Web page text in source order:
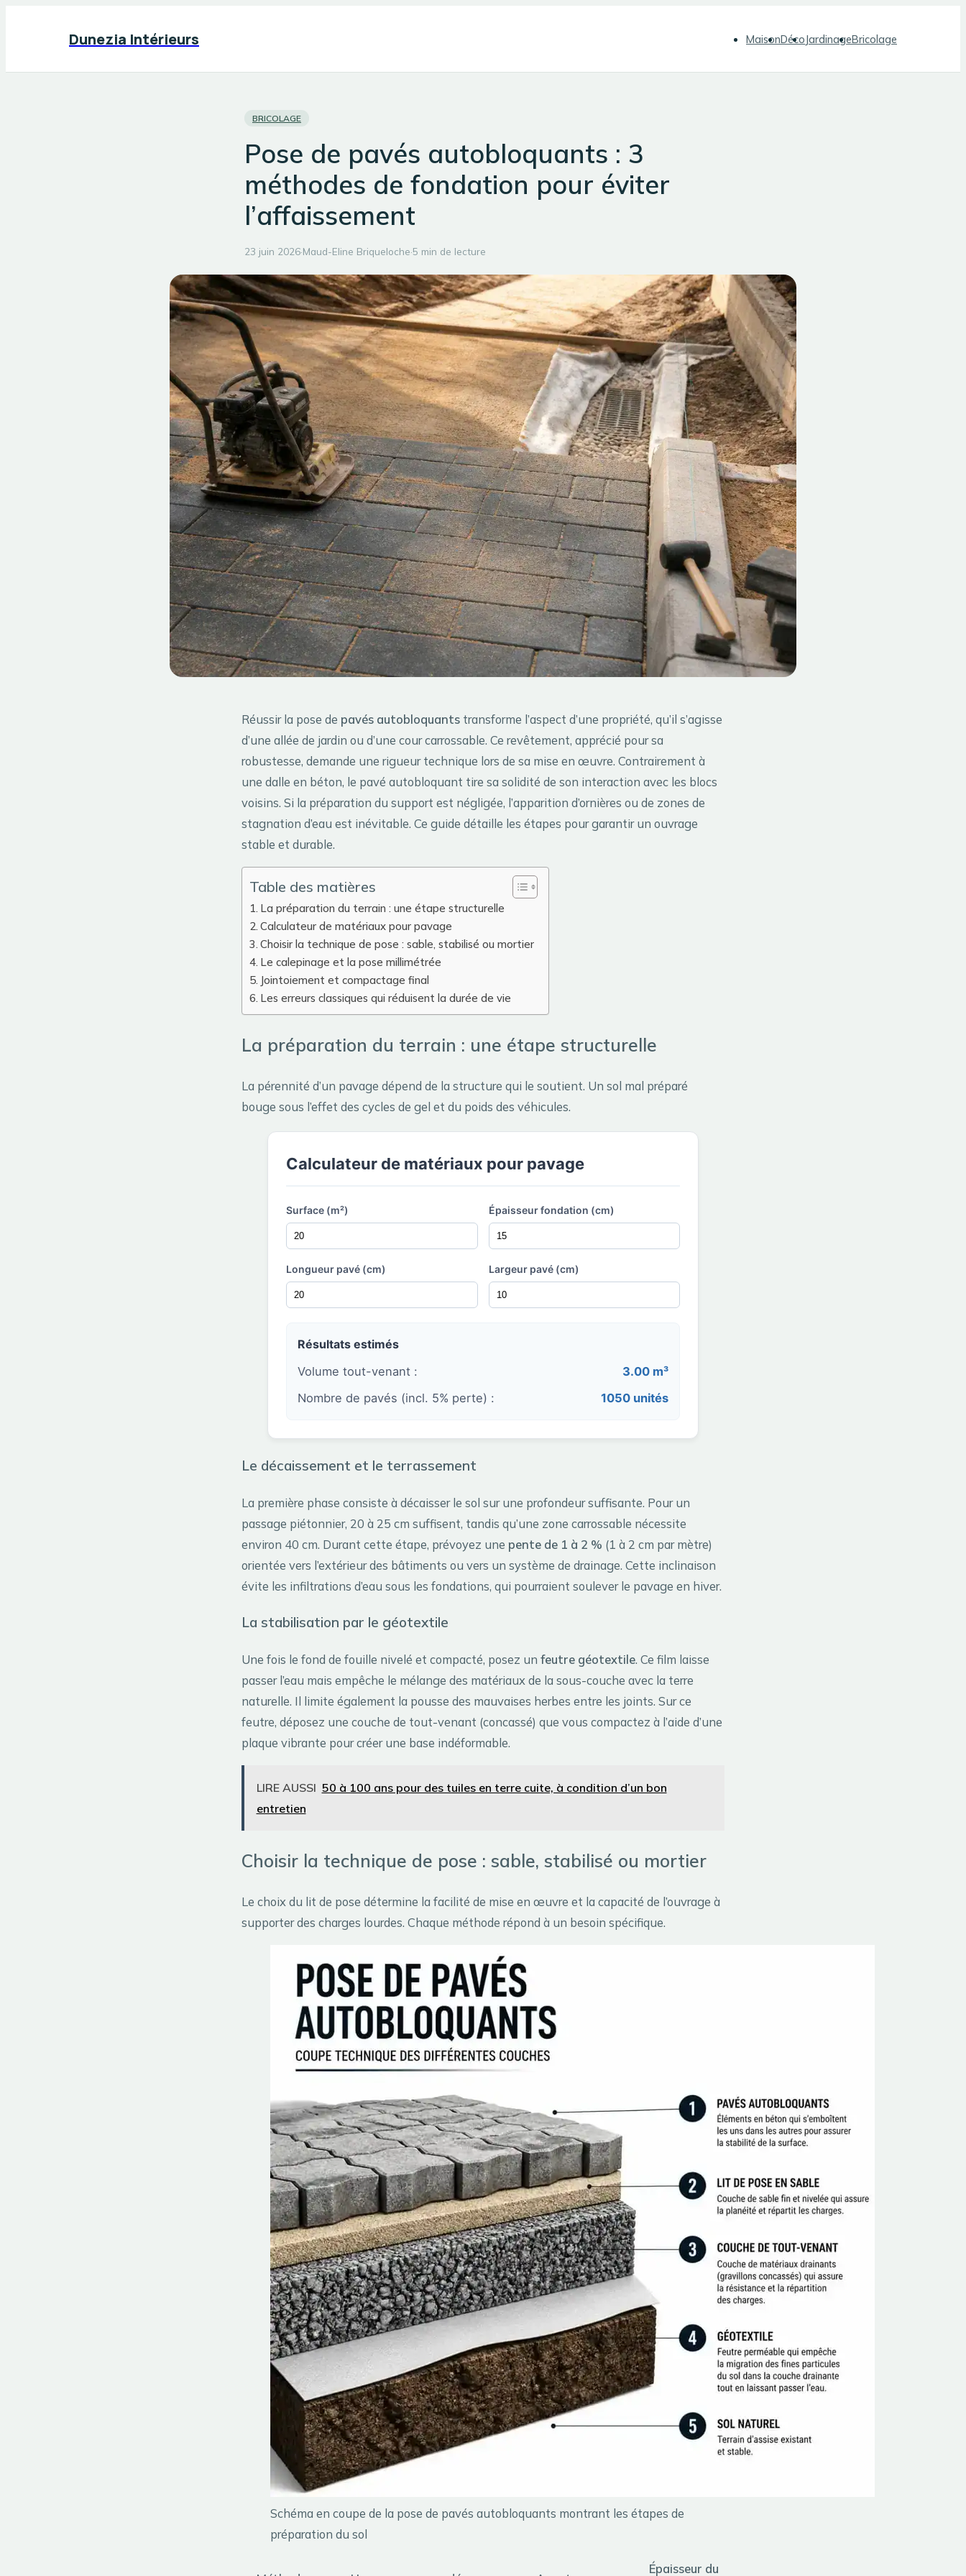
Dunezia Intérieurs MaisonDécoJardinageBricolage
BRICOLAGE
Pose de pavés autobloquants : 3
méthodes de fondation pour éviter
l’affaissement
23 juin 2026·Maud-Eline Briqueloche·5 min de lecture
Réussir la pose de pavés autobloquants transforme l’aspect d’une propriété, qu’il s’agisse
d’une allée de jardin ou d’une cour carrossable. Ce revêtement, apprécié pour sa
robustesse, demande une rigueur technique lors de sa mise en œuvre. Contrairement à
une dalle en béton, le pavé autobloquant tire sa solidité de son interaction avec les blocs
voisins. Si la préparation du support est négligée, l’apparition d’ornières ou de zones de
stagnation d’eau est inévitable. Ce guide détaille les étapes pour garantir un ouvrage
stable et durable.
Table des matières
La préparation du terrain : une étape structurelle
Calculateur de matériaux pour pavage
Choisir la technique de pose : sable, stabilisé ou mortier
Le calepinage et la pose millimétrée
Jointoiement et compactage final
Les erreurs classiques qui réduisent la durée de vie
La préparation du terrain : une étape structurelle
La pérennité d’un pavage dépend de la structure qui le soutient. Un sol mal préparé
bouge sous l’effet des cycles de gel et du poids des véhicules.
Calculateur de matériaux pour pavage
Surface (m²) Épaisseur fondation (cm)
Longueur pavé (cm) Largeur pavé (cm)
Résultats estimés
Volume tout-venant :
3.00 m³
Nombre de pavés (incl. 5% perte) :
1050 unités
Le décaissement et le terrassement
La première phase consiste à décaisser le sol sur une profondeur suffisante. Pour un
passage piétonnier, 20 à 25 cm suffisent, tandis qu’une zone carrossable nécessite
environ 40 cm. Durant cette étape, prévoyez une pente de 1 à 2 % (1 à 2 cm par mètre)
orientée vers l’extérieur des bâtiments ou vers un système de drainage. Cette inclinaison
évite les infiltrations d’eau sous les fondations, qui pourraient soulever le pavage en hiver.
La stabilisation par le géotextile
Une fois le fond de fouille nivelé et compacté, posez un feutre géotextile. Ce film laisse
passer l’eau mais empêche le mélange des matériaux de la sous-couche avec la terre
naturelle. Il limite également la pousse des mauvaises herbes entre les joints. Sur ce
feutre, déposez une couche de tout-venant (concassé) que vous compactez à l’aide d’une
plaque vibrante pour créer une base indéformable.
LIRE AUSSI 50 à 100 ans pour des tuiles en terre cuite, à condition d’un bon
entretien
Choisir la technique de pose : sable, stabilisé ou mortier
Le choix du lit de pose détermine la facilité de mise en œuvre et la capacité de l’ouvrage à
supporter des charges lourdes. Chaque méthode répond à un besoin spécifique.
Schéma en coupe de la pose de pavés autobloquants montrant les étapes de
préparation du sol
Épaisseur du